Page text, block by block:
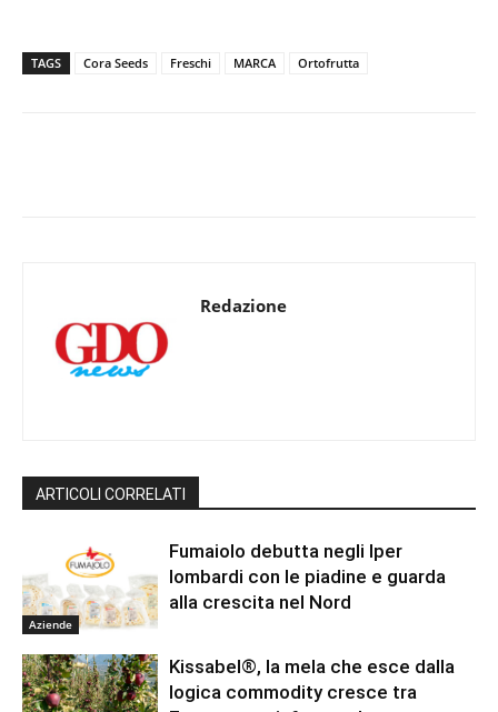
TAGS Cora Seeds Freschi MARCA Ortofrutta
Redazione
ARTICOLI CORRELATI
Aziende
Fumaiolo debutta negli Iper
lombardi con le piadine e guarda
alla crescita nel Nord
Kissabel®, la mela che esce dalla
logica commodity cresce tra